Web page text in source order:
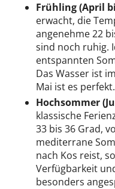
Frühling (April
erwacht, die
angenehme 22
sind noch ruhig.
entspannten
Das Wasser ist
Mai ist es perfekt.
Hochsommer
klassische
33 bis 36 Grad,
mediterrane
nach Kos reist,
Verfügbarkeit
besonders